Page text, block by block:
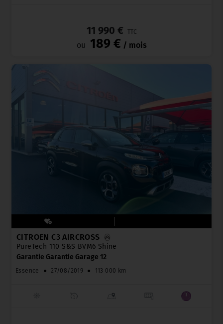
11 990 € TTC
ou 189 € / mois
CITROËN C3 AIRCROSS
PureTech 110 S&S BVM6 Shine
Garantie Garantie Garage 12
Essence ● 27/08/2019 ● 113 000 km